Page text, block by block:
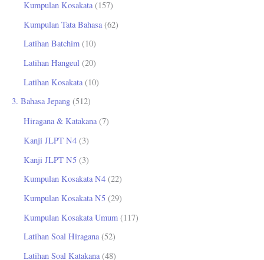
Kumpulan Kosakata(157)
Kumpulan Tata Bahasa (62)
Latihan Batchim (10)
Latihan Hangeul (20)
Latihan Kosakata (10)
3. Bahasa Jepang (512)
Hiragana & Katakana(7)
Kanji JLPT N4 (3)
Kanji JLPT N5 (3)
Kumpulan Kosakata N4 (22)
Kumpulan Kosakata N5 (29)
Kumpulan Kosakata Umum (117)
Latihan Soal Hiragana(52)
Latihan Soal Katakana(48)